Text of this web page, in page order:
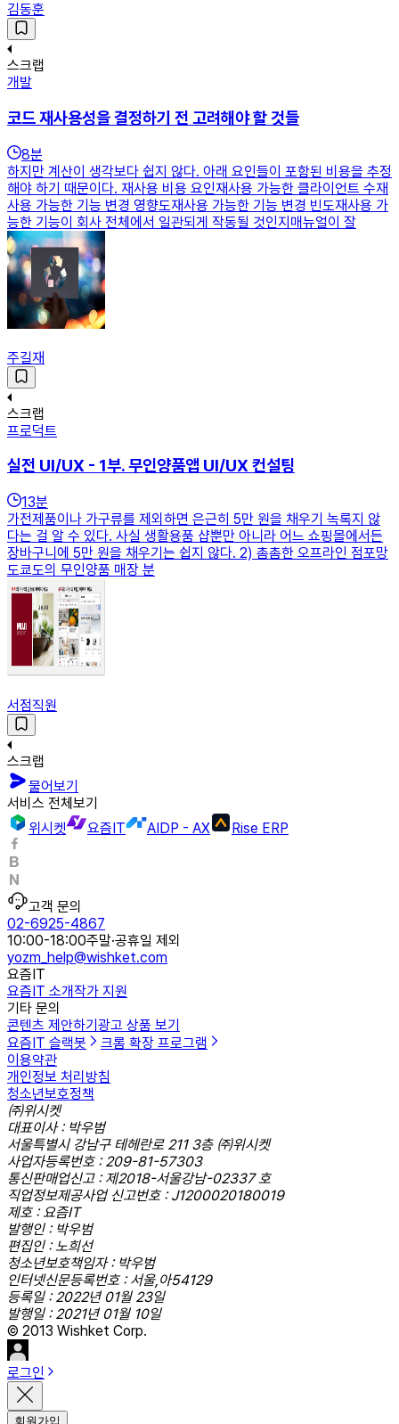
김동훈
스크랩
개발
코드 재사용성을 결정하기 전 고려해야 할 것들
8분
하지만 계산이 생각보다 쉽지 않다. 아래 요인들이 포함된 비용을 추정
해야 하기 때문이다. 재사용 비용 요인재사용 가능한 클라이언트 수재
사용 가능한 기능 변경 영향도재사용 가능한 기능 변경 빈도재사용 가
능한 기능이 회사 전체에서 일관되게 작동될 것인지매뉴얼이 잘
주길재
스크랩
프로덕트
실전 UI/UX - 1부. 무인양품앱 UI/UX 컨설팅
13분
가전제품이나 가구류를 제외하면 은근히 5만 원을 채우기 녹록지 않
다는 걸 알 수 있다. 사실 생활용품 샵뿐만 아니라 어느 쇼핑몰에서든
장바구니에 5만 원을 채우기는 쉽지 않다. 2) 촘촘한 오프라인 점포망
도쿄도의 무인양품 매장 분
서점직원
스크랩
물어보기
서비스 전체보기
위시켓
요즘IT AIDP - AX Rise ERP
고객 문의
02-6925-4867
10:00-18:00주말·공휴일 제외
yozm_help@wishket.com
요즘IT
요즘IT 소개작가 지원
기타 문의
콘텐츠 제안하기 광고 상품 보기
요즘IT 슬랙봇
크롬 확장 프로그램
이용약관
개인정보 처리방침
청소년보호정책
㈜위시켓
대표이사 : 박우범
서울특별시 강남구 테헤란로 211 3층 ㈜위시켓
사업자등록번호 : 209-81-57303
통신판매업신고 : 제2018-서울강남-02337 호
직업정보제공사업 신고번호 : J1200020180019
제호 : 요즘IT
발행인 : 박우범
편집인 : 노희선
청소년보호책임자 : 박우범
인터넷신문등록번호 : 서울,아54129
등록일 : 2022년 01월 23일
발행일 : 2021년 01월 10일
© 2013 Wishket Corp.
로그인
회원가입